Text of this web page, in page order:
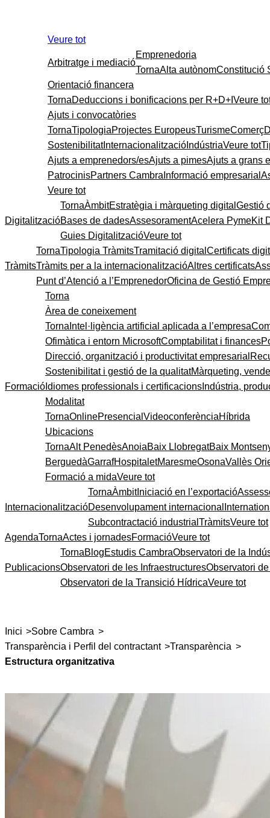
Veure tot
Arbitratge i mediació
Emprenedoria
TornaAlta autònomConstitució
Orientació financera
TornaDeduccions i bonificacions per R+D+I Veure
Ajuts i convocatòries
TornaTipologiaProjectes EuropeusTurismeComerç
SostenibilitatInternacionalització IndústriaVeure tot
Ajuts a emprenedors/esAjuts a pimesAjuts a grans
PatrocinisPartners Cambra Informació empresarial
Veure tot
Digitalització
TornaÀmbitEstratègia i màrqueting digital Gestió
Bases de dadesAssesoramentAcelera PymeKit
Guies DigitalitzacióVeure tot
Tràmits
TornaTipologia TràmitsTramitació digital Certificats
Tràmits per a la internacionalitzacióAltres certificats
Punt d’Atenció a l’EmprenedorOficina de Gestió
Formació
Torna
Àrea de coneixement
Torna Intel·ligència artificial aplicada a l’empresa
Ofimàtica i entorn MicrosoftComptabilitat i finances
Direcció, organització i productivitat empresarial
Sostenibilitat i gestió de la qualitatMàrqueting,
Idiomes professionals i certificacions Indústria,
Modalitat
TornaOnlinePresencial VideoconferènciaHíbrida
Ubicacions
TornaAlt PenedèsAnoiaBaix LlobregatBaix
BerguedàGarrafHospitaletMaresmeOsonaVallès
Formació a midaVeure tot
Internacionalització
TornaÀmbitIniciació en l’exportació
Desenvolupament internacional
Subcontractació industrial TràmitsVeure tot
AgendaTornaActes i jornadesFormacióVeure tot
Publicacions
TornaBlogEstudis CambraObservatori de la
Observatori de les InfraestructuresObservatori
Observatori de la Transició HídricaVeure tot
Inici >Sobre Cambra >
Transparència i Perfil del contractant >Transparència >
Estructura organitzativa